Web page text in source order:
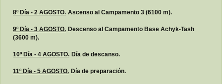
8º Día - 2 AGOSTO. Ascenso al Campamento 3 (6100 m).
9º Día - 3 AGOSTO. Descenso al Campamento Base Achyk-Tash
(3600 m).
10º Día - 4 AGOSTO. Día de descanso.
11º Día - 5 AGOSTO. Día de preparación.